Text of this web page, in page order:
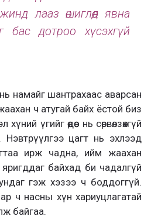
лааз өшиглөөд явна
бас дотроо хүсэхгүй
намайг шантрахаас аварсан
ч атугай байх ёстой биз
үгийг өөдөөс нь сөрвөлзөхгүй
Нэвтрүүлгээ цагт нь эхлээд
ирж чадна, ийм жаахан
байхад би чадалгүй
гэж хэзээ ч боддоггүй.
ч насны хүн хариуцлагатай
байгаа.